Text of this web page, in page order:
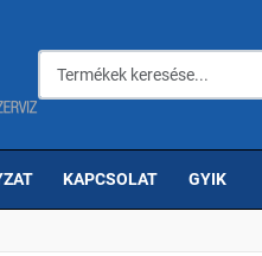
KAPCSOLAT GYIK